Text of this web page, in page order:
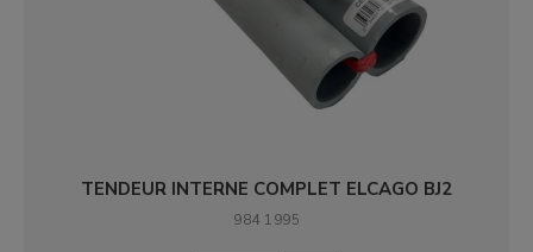
TENDEUR INTERNE COMPLET ELCAGO BJ2
984 1995